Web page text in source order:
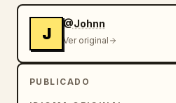
Camiseta roja de la
Portugal y pantalones
Portugal a juego
J
@Johnn
Ver original
PUBLICADO